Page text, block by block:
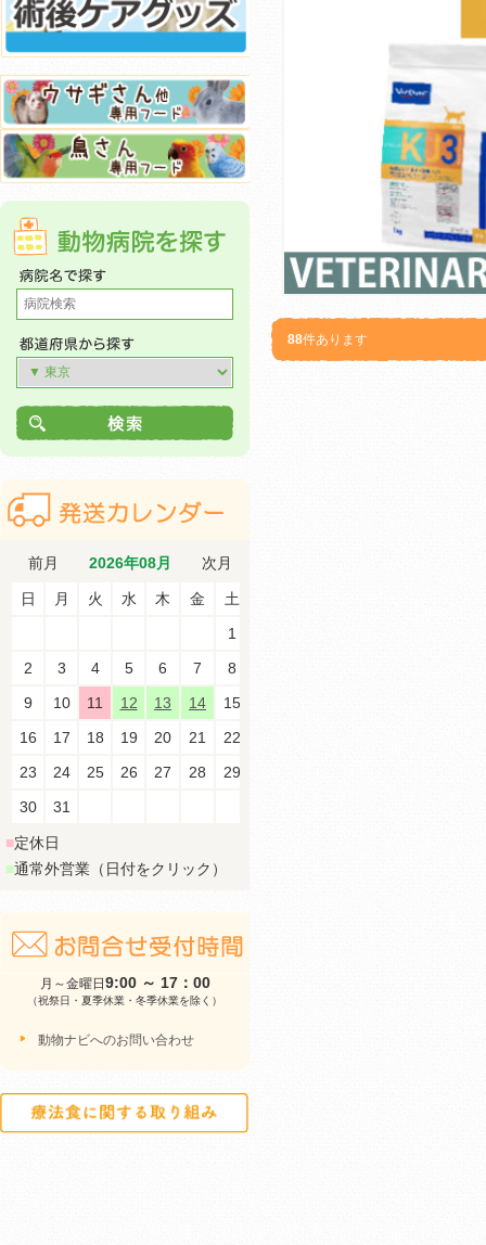
88件あります
前月 次月
2026年08月
日 月 火 水 木 金
土
1
2
3 4 5 6 7
8
9
10 11 12 13 14
15
16
17 18 19 20 21
22
23
24 25 26 27 28
29
30
31
■定休日
■通常外営業（日付をクリック）
月～金曜日 9:00 ～ 17：00
（祝祭日・夏季休業・冬季休業を除く）
動物ナビへのお問い合わせ